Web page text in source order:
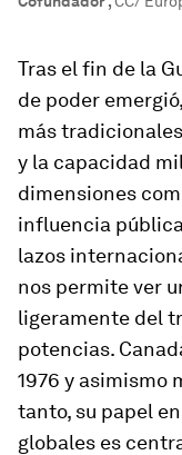
Tras el fin de la
de poder
más
y la capacidad
dimensiones
influencia
lazos
nos permite ver
ligeramente del
potencias.
1976 y asimismo
tanto, su papel
globales es